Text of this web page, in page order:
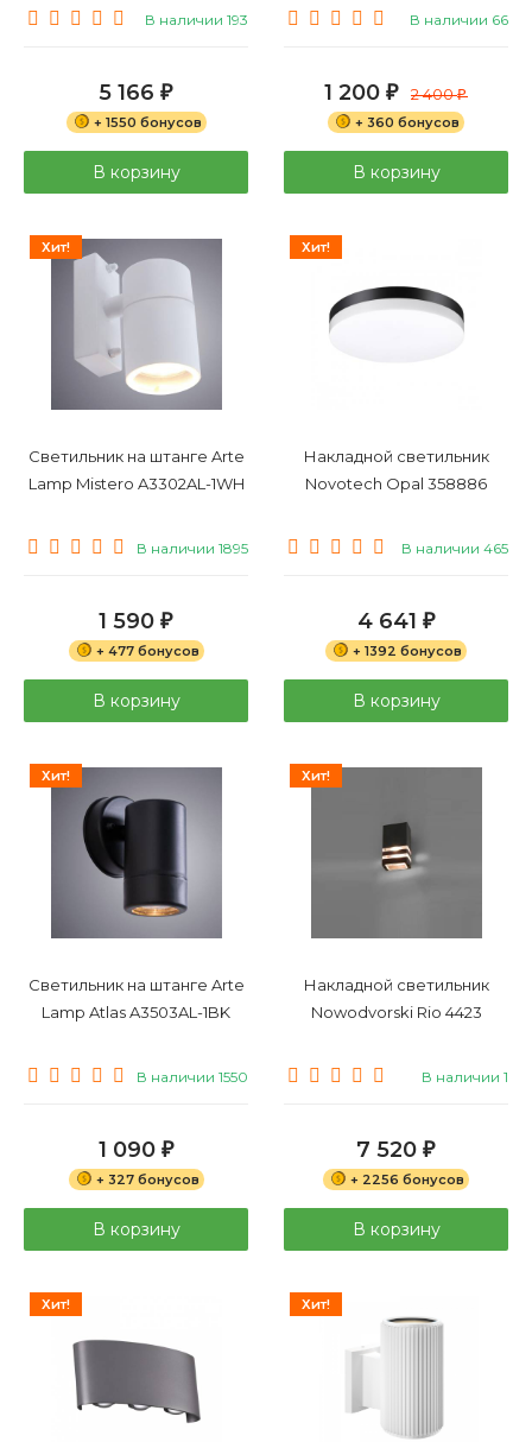
В наличии 193
5 166 ₽
+ 1550 бонусов
В корзину
В наличии 66
1 200 ₽ 2 400₽
+ 360 бонусов
В корзину
Хит!
Светильник на штанге Arte
Lamp Mistero A3302AL-1WH
В наличии 1895
1 590 ₽
+ 477 бонусов
В корзину
Хит!
Накладной светильник
Novotech Opal 358886
В наличии 465
4 641 ₽
+ 1392 бонусов
В корзину
Хит!
Светильник на штанге Arte
Lamp Atlas A3503AL-1BK
В наличии 1550
1 090 ₽
+ 327 бонусов
В корзину
Хит!
Накладной светильник
Nowodvorski Rio 4423
В наличии 1
7 520 ₽
+ 2256 бонусов
В корзину
Хит! Хит!